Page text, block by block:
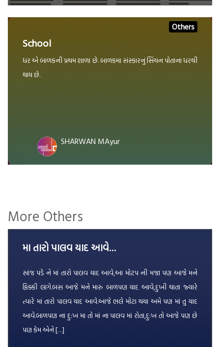
Others
School
ધર એ બાળકની પ્રથમ શાળા છે. બાળકમા સંસ્કારનું સિંચન પોતાના ધરથી
થાય છે.
SHARWAN MAyur
More Others
મા તારો પાલવ યાદ આવે…
સાંજ પડે ને માં તારો પાલવ યાદ આવે,આ મોટપ ની મજા પણ આજે મને
ફિક્કી લાગે.બસ આજે મને મારુ બાળપણ યાદ આવે,દુખી થાતા જ્યારે
ત્યારે માં તારો પાલવ યાદ આવે.આજે ભલે મોટા થયા અમે પણ માં તુ યાદ
આવે.બાળપણ ના દુ:ખ મા તો માં ના પાલવ માં રોતા,દુ:ખ તો આજે પણ છે
પણ કેમ એને […]